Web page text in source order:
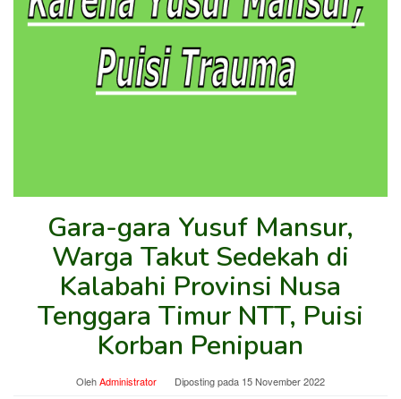
Gara-gara Yusuf Mansur,
Warga Takut Sedekah di
Kalabahi Provinsi Nusa
Tenggara Timur NTT, Puisi
Korban Penipuan
OlehAdministrator Diposting pada 15 November 2022